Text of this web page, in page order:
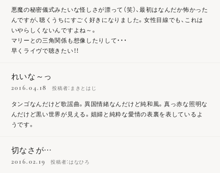
悪魔の秘密儀式みたいな怪しさが漂って（笑）、最初はなんだか怖かった
んですが、聴くうちにすごく好きになりました。女性目線でも、これは
いやらしくないんですよね～。
マリーとの三角関係も想像したりして・・・
早くライヴで聴きたい！！
れいな～っ
2016.04.18 投稿者：まきとはじ
タンゴなんだけど歌謡曲。異国情緒なんだけど純和風。真っ赤な照明な
んだけど黒い世界が見える。娼婦と純粋な愛情の表裏を表しているよ
うです。
切なさが…
2016.02.19 投稿者：はなひろ